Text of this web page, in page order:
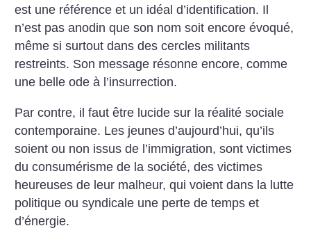
est une référence et un idéal d’identification. Il
n’est pas anodin que son nom soit encore évoqué,
même si surtout dans des cercles militants
restreints. Son message résonne encore, comme
une belle ode à l’insurrection.
Par contre, il faut être lucide sur la réalité sociale
contemporaine. Les jeunes d’aujourd’hui, qu’ils
soient ou non issus de l’immigration, sont victimes
du consumérisme de la société, des victimes
heureuses de leur malheur, qui voient dans la lutte
politique ou syndicale une perte de temps et
d’énergie.